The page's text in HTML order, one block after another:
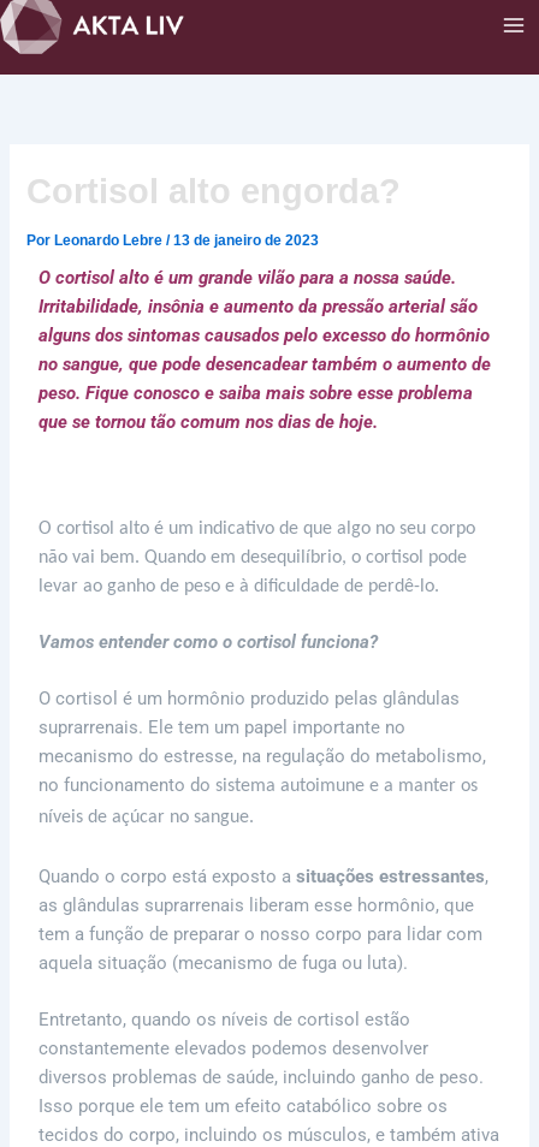
Ir
para
o
Cortisol alto engorda?
Por Leonardo Lebre/13 de janeiro de 2023
O cortisol alto é um grande vilão para a nossa saúde.
Irritabilidade, insônia e aumento da pressão arterial são
alguns dos sintomas causados pelo excesso do hormônio
no sangue, que pode desencadear também o aumento de
peso. Fique conosco e saiba mais sobre esse problema
que se tornou tão comum nos dias de hoje.
O cortisol alto é um indicativo de que algo no seu corpo
não vai bem. Quando em desequilíbrio, o cortisol pode
levar ao ganho de peso e à dificuldade de perdê-lo.
Vamos entender como o cortisol funciona?
O cortisol é um hormônio produzido pelas glândulas
suprarrenais. Ele tem um papel importante no
mecanismo do estresse, na regulação do metabolismo,
no funcionamento do sistema autoimune e a manter os
níveis de açúcar no sangue.
Quando o corpo está exposto asituações estressantes,
as glândulas suprarrenais liberam esse hormônio, que
tem a função de preparar o nosso corpo para lidar com
aquela situação (mecanismo de fuga ou luta).
Entretanto, quando os níveis de cortisol estão
constantemente elevados podemos desenvolver
diversos problemas de saúde, incluindo ganho de peso.
Isso porque ele tem um efeito catabólico sobre os
tecidos do corpo, incluindo os músculos, e também ativa